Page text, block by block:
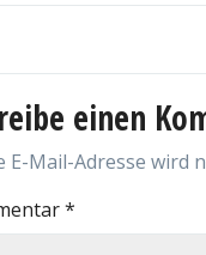
einen
E-Mail-Adresse wird
*